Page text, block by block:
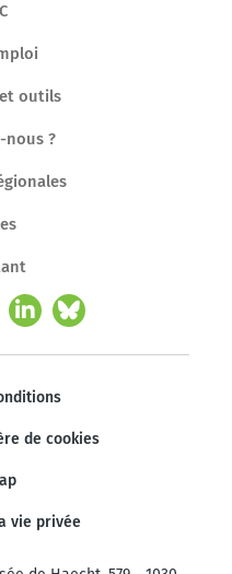
outils
nous ?
de cookies
vie privée